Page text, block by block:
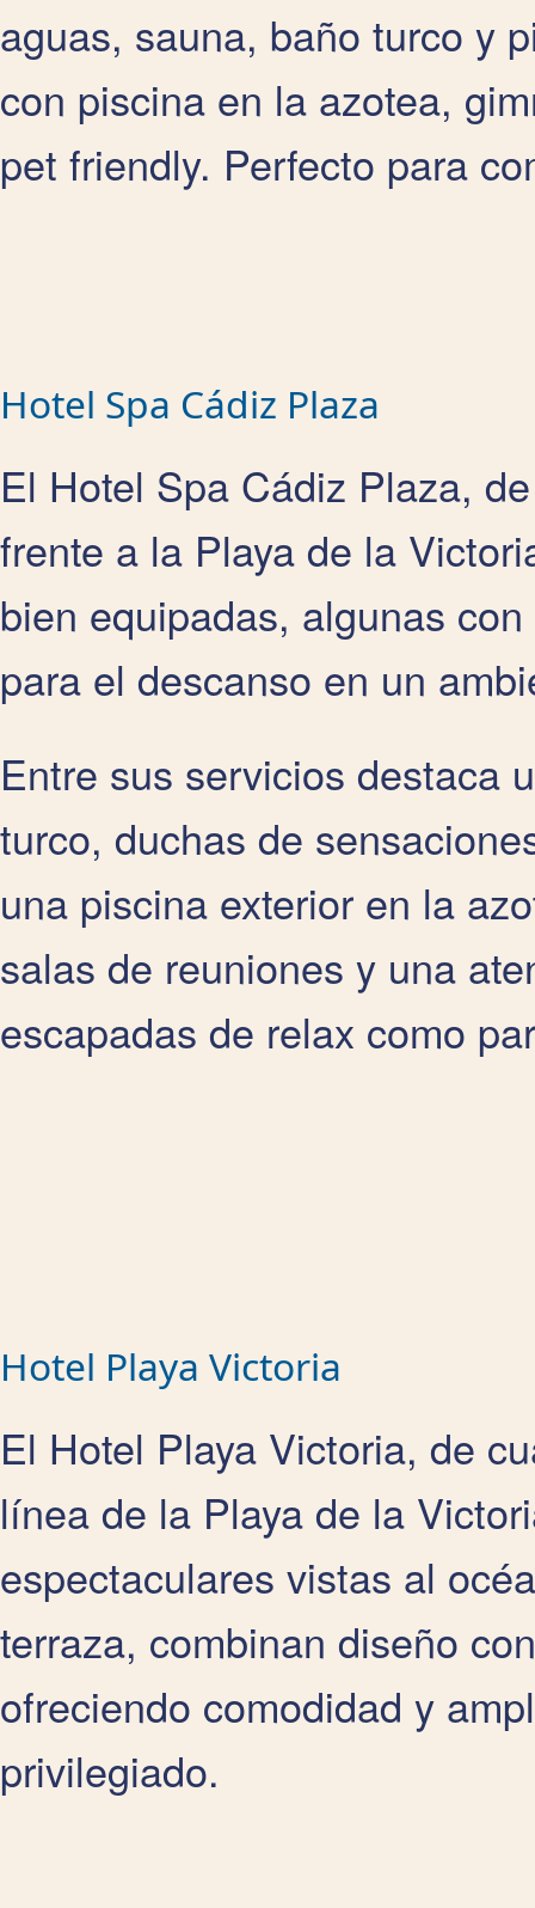
aguas, sauna, baño turco y
con piscina en la azotea,
pet friendly. Perfecto para
Hotel Spa Cádiz Plaza
El Hotel Spa Cádiz Plaza,
frente a la Playa de la
bien equipadas, algunas
para el descanso en un
Entre sus servicios destaca
turco, duchas de
una piscina exterior en la
salas de reuniones y una
escapadas de relax como
Hotel Playa Victoria
El Hotel Playa Victoria, de
línea de la Playa de la
espectaculares vistas al
terraza, combinan diseño
ofreciendo comodidad y
privilegiado.